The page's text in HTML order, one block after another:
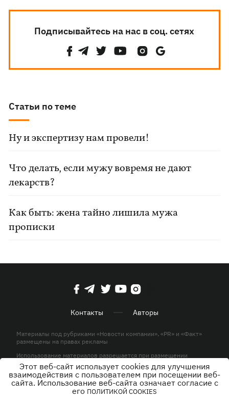
Подписывайтесь на нас в соц. сетях
Статьи по теме
Ну и экспертизу нам провели!
Что делать, если мужу вовремя не дают
лекарств?
Как быть: жена тайно лишила мужа
прописки
Контакты Авторы
Материалы под рубриками «Новости компании», «PR» и «Факт»
размещены на правах рекламы
Использование материалов разрешается при размещении
активной гиперссылки на KP.UA в первом абзаце.
© ООО «ЮЛАВ МЕДИА»,2026. Все права защищены.
Этот веб-сайт использует cookies для улучшения
взаимодействия с пользователем при посещении веб-
сайта. Использование веб-сайта означает согласие с
его ПОЛИТИКОЙ COOKIES